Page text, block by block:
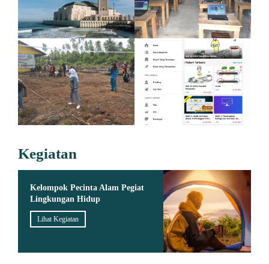
Kegiatan
Kelompok Pecinta Alam Pegiat
Lingkungan Hidup
Lihat Kegiatan